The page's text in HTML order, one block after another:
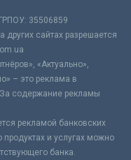
35506859
сайтах разрешается
«Актуально»,
– это реклама в
содержание рекламы
рекламой банковских
и услугах можно
банка.